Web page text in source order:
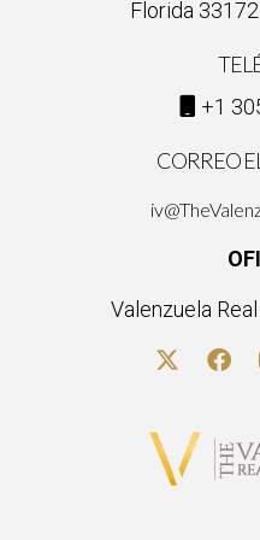
Florida
+1
CORREO
Valenzuela